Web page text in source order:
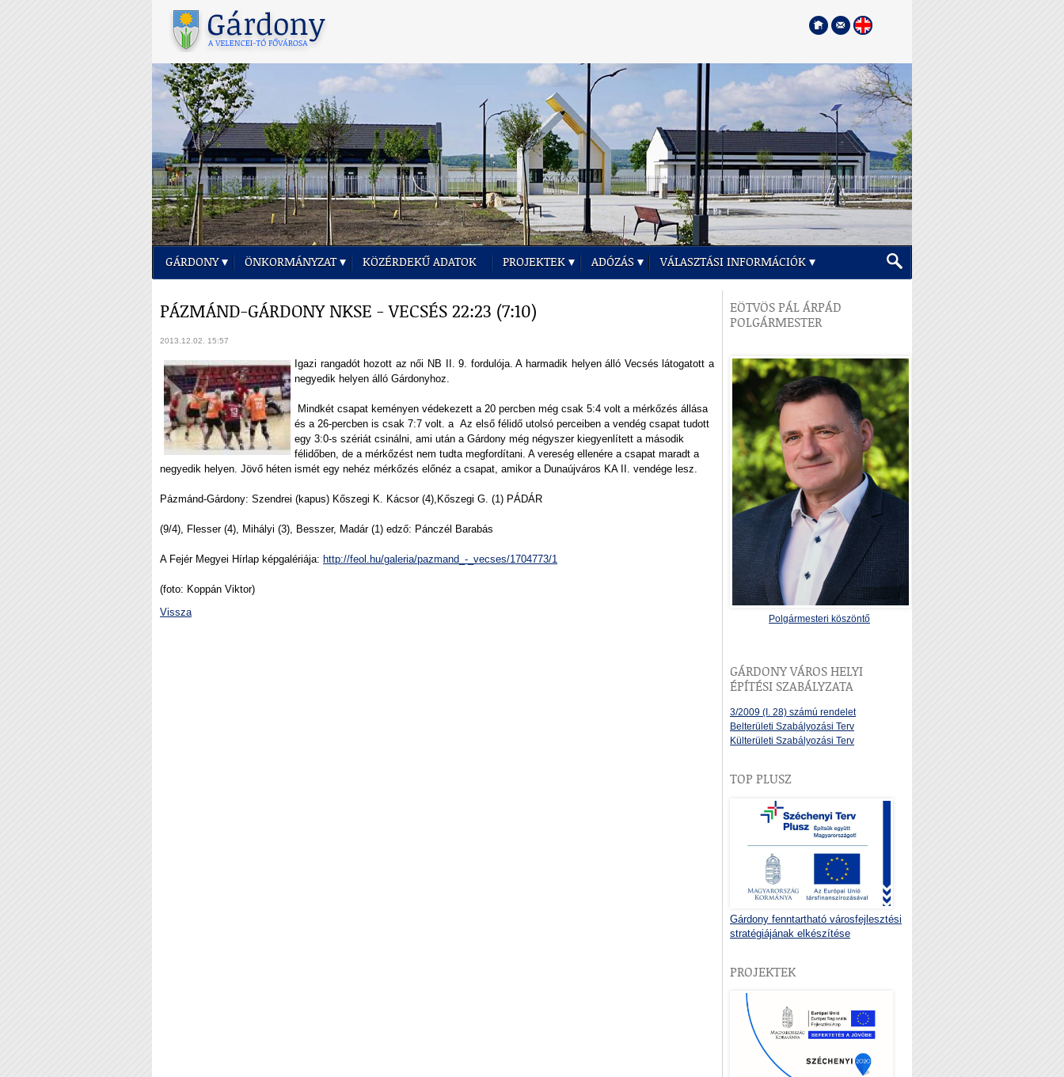
GÁRDONY ÖNKORMÁNYZAT KÖZÉRDEKŰ ADATOK PROJEKTEK ADÓZÁS VÁLASZTÁSI INFORMÁCIÓK
PÁZMÁND-GÁRDONY NKSE - VECSÉS 22:23 (7:10)
2013.12.02. 15:57
Igazi rangadót hozott az női NB II. 9. fordulója. A harmadik helyen álló Vecsés látogatott a
negyedik helyen álló Gárdonyhoz.
Mindkét csapat keményen védekezett a 20 percben még csak 5:4 volt a mérkőzés állása
és a 26-percben is csak 7:7 volt. a Az első félidő utolsó perceiben a vendég csapat tudott
egy 3:0-s szériát csinálni, ami után a Gárdony még négyszer kiegyenlített a második
félidőben, de a mérkőzést nem tudta megfordítani. A vereség ellenére a csapat maradt a
negyedik helyen. Jövő héten ismét egy nehéz mérkőzés előnéz a csapat, amikor a Dunaújváros KA II. vendége lesz.
Pázmánd-Gárdony: Szendrei (kapus) Kőszegi K. Kácsor (4),Kőszegi G. (1) PÁDÁR
(9/4), Flesser (4), Mihályi (3), Besszer, Madár (1) edző: Pánczél Barabás
A Fejér Megyei Hírlap képgalériája: http://feol.hu/galeria/pazmand_-_vecses/1704773/1
(foto: Koppán Viktor)
Vissza
EÖTVÖS PÁL ÁRPÁD
POLGÁRMESTER
Polgármesteri köszöntő
GÁRDONY VÁROS HELYI
ÉPÍTÉSI SZABÁLYZATA
3/2009 (I. 28) számú rendelet
Belterületi Szabályozási Terv
Külterületi Szabályozási Terv
TOP PLUSZ
Gárdony fenntartható városfejlesztési
stratégiájának elkészítése
PROJEKTEK